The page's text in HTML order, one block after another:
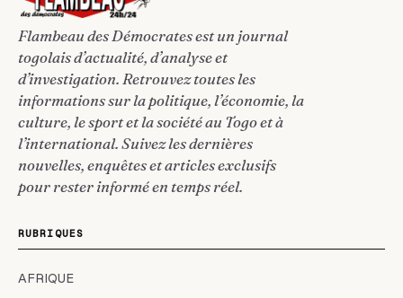
Flambeau des Démocrates est un journal
togolais d’actualité, d’analyse et
d’investigation. Retrouvez toutes les
informations sur la politique, l’économie, la
culture, le sport et la société au Togo et à
l’international. Suivez les dernières
nouvelles, enquêtes et articles exclusifs
pour rester informé en temps réel.
RUBRIQUES
AFRIQUE